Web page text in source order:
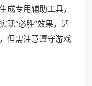
成专用辅助工具，
现“必胜”效果，适
但需注意遵守游戏